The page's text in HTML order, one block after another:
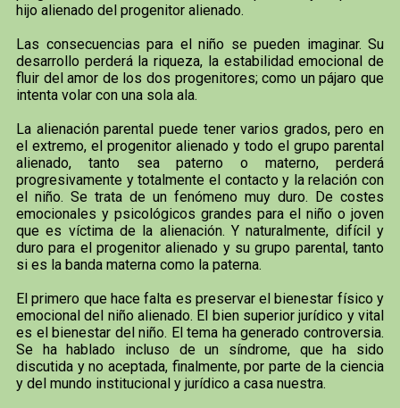
hijo alienado del progenitor alienado.
Las consecuencias para el niño se pueden imaginar. Su
desarrollo perderá la riqueza, la estabilidad emocional de
fluir del amor de los dos progenitores; como un pájaro que
intenta volar con una sola ala.
La alienación parental puede tener varios grados, pero en
el extremo, el progenitor alienado y todo el grupo parental
alienado, tanto sea paterno o materno, perderá
progresivamente y totalmente el contacto y la relación con
el niño. Se trata de un fenómeno muy duro. De costes
emocionales y psicológicos grandes para el niño o joven
que es víctima de la alienación. Y naturalmente, difícil y
duro para el progenitor alienado y su grupo parental, tanto
si es la banda materna como la paterna.
El primero que hace falta es preservar el bienestar físico y
emocional del niño alienado. El bien superior jurídico y vital
es el bienestar del niño. El tema ha generado controversia.
Se ha hablado incluso de un síndrome, que ha sido
discutida y no aceptada, finalmente, por parte de la ciencia
y del mundo institucional y jurídico a casa nuestra.